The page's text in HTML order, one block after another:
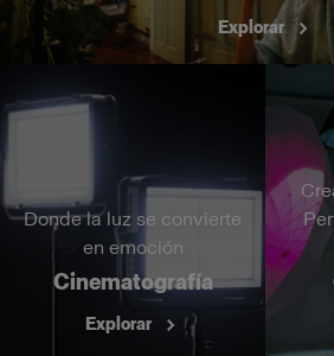
Explorar
Donde la luz se convierte
en emoción
Cinematografía
Explorar